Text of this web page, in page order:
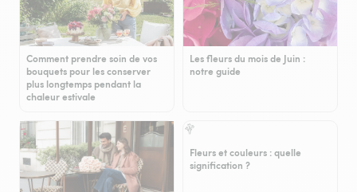
Comment prendre soin de vos
bouquets pour les conserver
plus longtemps pendant la
chaleur estivale
Les fleurs du mois de Juin :
notre guide
Fleurs et couleurs : quelle
signification ?